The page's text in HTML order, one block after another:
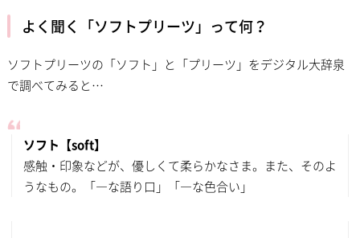
よく聞く「ソフトプリーツ」って何？
ソフトプリーツの「ソフト」と「プリーツ」をデジタル大辞泉
で調べてみると…
ソフト【soft】
感触・印象などが、優しくて柔らかなさま。また、そのよ
うなもの。「―な語り口」「―な色合い」